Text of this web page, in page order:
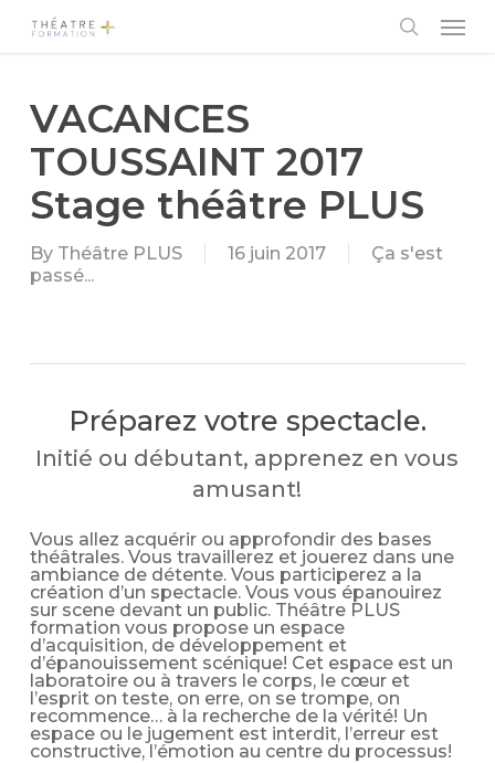
main
VACANCES
TOUSSAINT 2017
Stage théâtre PLUS
By Théâtre PLUS 16 juin 2017
Ça s'est
passé...
Préparez votre spectacle.
Initié ou débutant, apprenez en vous
amusant!
Vous allez acquérir ou approfondir des bases
théâtrales. Vous travaillerez et jouerez dans une
ambiance de détente. Vous participerez a la
création d’un spectacle. Vous vous épanouirez
sur scene devant un public. Théâtre PLUS
formation vous propose un espace
d’acquisition, de développement et
d’épanouissement scénique! Cet espace est un
laboratoire ou à travers le corps, le cœur et
l’esprit on teste, on erre, on se trompe, on
recommence… à la recherche de la vérité! Un
espace ou le jugement est interdit, l’erreur est
constructive, l’émotion au centre du processus!